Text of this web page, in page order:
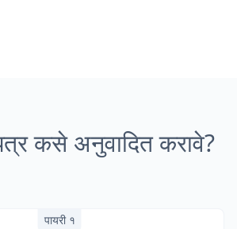
कसे अनुवादित करावे?
पायरी १